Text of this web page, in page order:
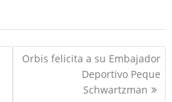
Orbis felicita a su Embajador
Deportivo Peque
Schwartzman